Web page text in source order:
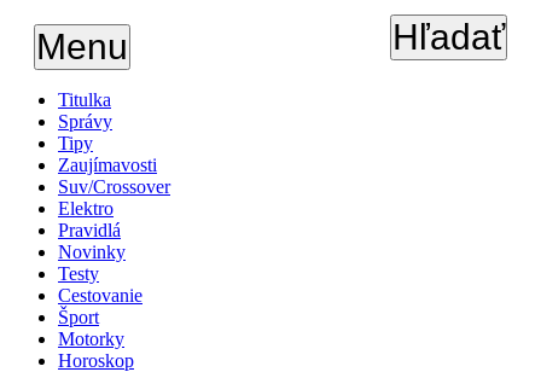
Menu Hľadať
Titulka
Správy
Tipy
Zaujímavosti
Suv/Crossover
Elektro
Pravidlá
Novinky
Testy
Cestovanie
Šport
Motorky
Horoskop